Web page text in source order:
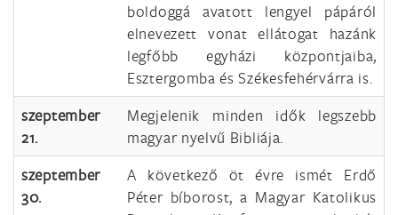
boldoggá avatott lengyel pápáról
elnevezett vonat ellátogat hazánk
legfőbb egyházi központjaiba,
Esztergomba és Székesfehérvárra is.
szeptember
21.
Megjelenik minden idők legszebb
magyar nyelvű Bibliája.
szeptember
30.
A következő öt évre ismét Erdő
Péter bíborost, a Magyar Katolikus